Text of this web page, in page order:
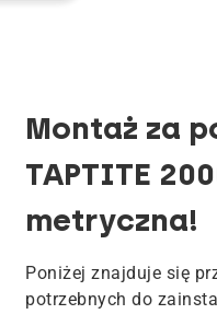
Montaż za
TAPTITE
metryczna!
Poniżej znajduje się
potrzebnych do